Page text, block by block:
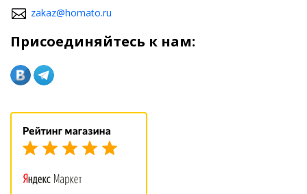
zakaz@homato.ru
Присоединяйтесь к нам: